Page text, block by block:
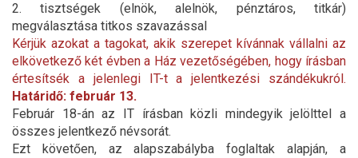
2. tisztségek (elnök, alelnök, pénztáros, titkár)
megválasztása titkos szavazással
Kérjük azokat a tagokat, akik szerepet kívánnak vállalni az
elkövetkező két évben a Ház vezetőségében, hogy írásban
értesítsék a jelenlegi IT-t a jelentkezési szándékukról.
Határidő: február 13.
Február 18-án az IT írásban közli mindegyik jelölttel a
összes jelentkező névsorát.
Ezt követően, az alapszabályba foglaltak alapján, a